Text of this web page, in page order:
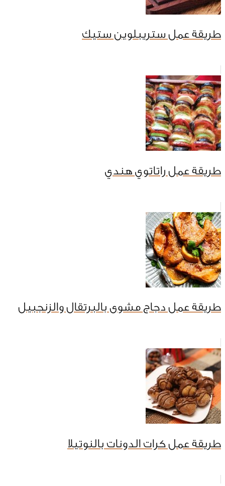
طريقة عمل ستريبلوين ستيك
طريقة عمل راتاتوي هندي
طريقة عمل دجاج مشوى بالبرتقال والزنجبيل
طريقة عمل كرات الدونات بالنوتيلا